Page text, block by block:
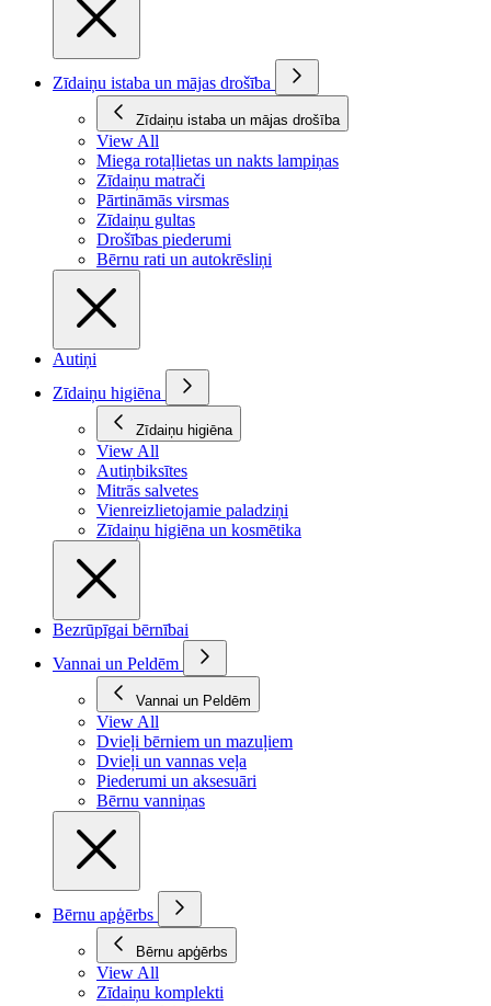
Zīdaiņu istaba un mājas drošība
Zīdaiņu istaba un mājas drošība
View All
Miega rotaļlietas un nakts lampiņas
Zīdaiņu matrači
Pārtināmās virsmas
Zīdaiņu gultas
Drošības piederumi
Bērnu rati un autokrēsliņi
Autiņi
Zīdaiņu higiēna
Zīdaiņu higiēna
View All
Autiņbiksītes
Mitrās salvetes
Vienreizlietojamie paladziņi
Zīdaiņu higiēna un kosmētika
Bezrūpīgai bērnībai
Vannai un Peldēm
Vannai un Peldēm
View All
Dvieļi bērniem un mazuļiem
Dvieļi un vannas veļa
Piederumi un aksesuāri
Bērnu vanniņas
Bērnu apģērbs
Bērnu apģērbs
View All
Zīdaiņu komplekti